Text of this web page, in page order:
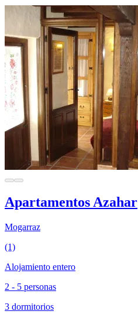
Apartamentos Azahar
Mogarraz
(1)
Alojamiento entero
2 - 5 personas
3 dormitorios